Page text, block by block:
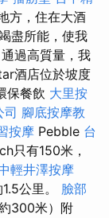
方，住在大酒
盡所能，使我
通過高質量，我
酒店位於坡度
保餐飲 大里按
司 腳底按摩教
按摩 Pebble 台
只有150米，
輕井澤按摩
公里。 臉部
300米）附